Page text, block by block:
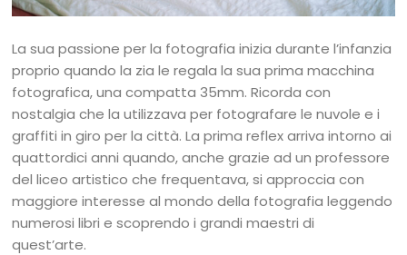
La sua passione per la fotografia inizia durante l’infanzia
proprio quando la zia le regala la sua prima macchina
fotografica, una compatta 35mm. Ricorda con
nostalgia che la utilizzava per fotografare le nuvole e i
graffiti in giro per la città. La prima reflex arriva intorno ai
quattordici anni quando, anche grazie ad un professore
del liceo artistico che frequentava, si approccia con
maggiore interesse al mondo della fotografia leggendo
numerosi libri e scoprendo i grandi maestri di
quest’arte.